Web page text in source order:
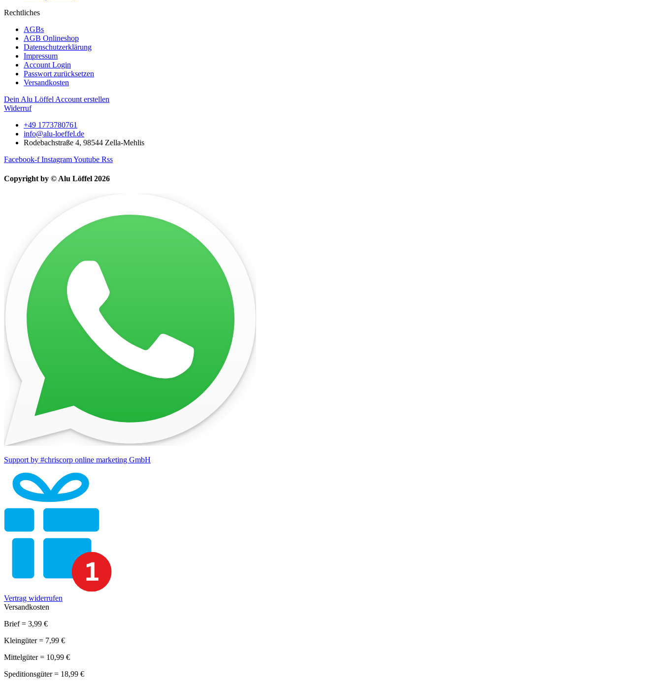
Rechtliches
AGBs
AGB Onlineshop
Datenschutzerklärung
Impressum
Account Login
Passwort zurücksetzen
Versandkosten
Dein Alu Löffel Account erstellen
Widerruf
+49 1773780761
info@alu-loeffel.de
Rodebachstraße 4, 98544 Zella-Mehlis
Facebook-f InstagramYoutube Rss
Copyright by © Alu Löffel 2026
Support by #chriscorp online marketing GmbH
Vertrag widerrufen
Versandkosten
Brief = 3,99 €
Kleingüter = 7,99 €
Mittelgüter = 10,99 €
Speditionsgüter = 18,99 €